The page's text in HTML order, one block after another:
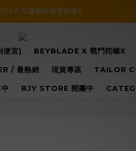
超級優惠價，兩套以上再享免運哦!!
任選兩件就享免運!!!
超級優惠價，兩套以上再享免運哦!!
便宜) BEYBLADE X 戰鬥陀螺X
/ 最熱銷 現貨專區 TAILOR
BJY STORE 開團中